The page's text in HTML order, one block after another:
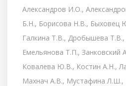
Александров И.О.,
Б.Н., Борисова Н.В., Быховец
Галкина Т.В., Дробышева
Емельянова Т.П., Занковский
Ковалева Ю.В., Костин А.Н.,
Махнач А.В., Мустафина Л.Ш.,